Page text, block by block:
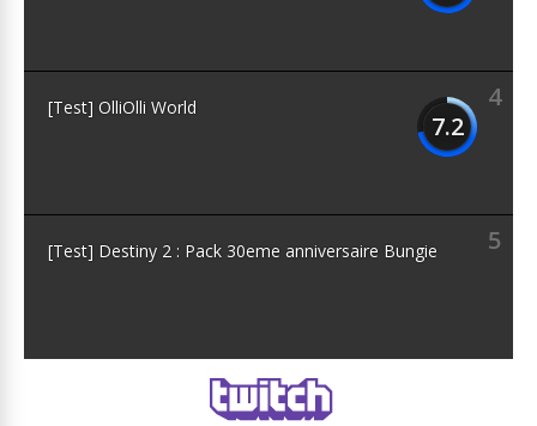
4
7.2
[Test] OlliOlli World
5
[Test] Destiny 2 : Pack 30eme anniversaire Bungie